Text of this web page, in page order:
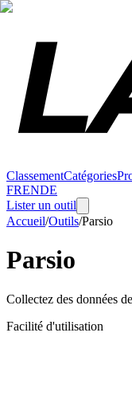
ClassementCatégories
FRENDE
Lister un outil
Accueil/Outils/Parsio
Parsio
Collectez des données
Facilité d'utilisation